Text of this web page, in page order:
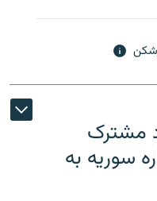
مشترک
سوریه به